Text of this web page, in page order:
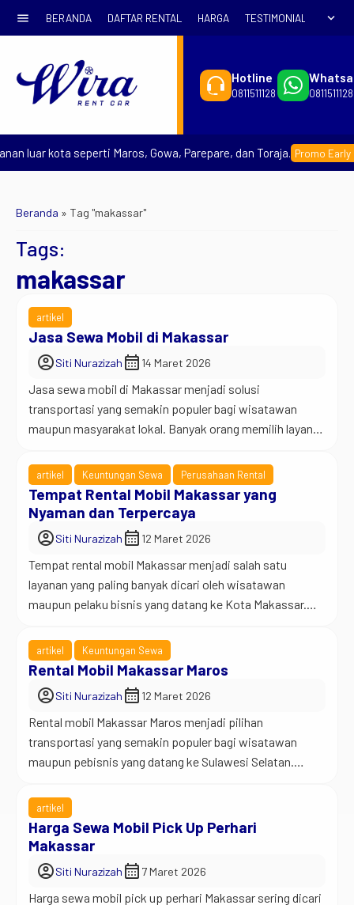
menu BERANDA DAFTAR RENTAL HARGA TESTIMONIAL expand_more
Hotline
0811511128 0811511128
luar kota seperti Maros, Gowa, Parepare, dan Toraja. Promo Early
Beranda » Tag "makassar"
Tags:
makassar
artikel
Jasa Sewa Mobil di Makassar
account_circleSiti Nurazizah calendar_month 14 Maret 2026
Jasa sewa mobil di Makassar menjadi solusi
transportasi yang semakin populer bagi wisatawan
maupun masyarakat lokal. Banyak orang memilih layanan
ketika beraktivitas di Kota Makassar. Makassar dikenal
sebagai salah satu kota terbesar di Indonesia Timur.
Kota ini menjadi pusat bisnis, perdagangan, pendidikan,
serta pariwisata di Sulawesi Selatan. Karena aktivitas
[…]
artikel Keuntungan Sewa Perusahaan Rental
Tempat Rental Mobil Makassar yang
Nyaman dan Terpercaya
account_circleSiti Nurazizah calendar_month 12 Maret 2026
Tempat rental mobil Makassar menjadi salah satu
layanan yang paling banyak dicari oleh wisatawan
maupun pelaku bisnis yang datang ke Kota Makassar.
memiliki aktivitas yang sangat padat sehingga
kebutuhan transportasi yang nyaman menjadi hal
berbagai keperluan. Sebagian datang untuk urusan
bisnis, […]
artikel Keuntungan Sewa
Rental Mobil Makassar Maros
account_circleSiti Nurazizah calendar_month 12 Maret 2026
Rental mobil Makassar Maros menjadi pilihan
transportasi yang semakin populer bagi wisatawan
maupun pebisnis yang datang ke Sulawesi Selatan.
antara Makassar dan Maros membutuhkan kendaraan
yang nyaman, fleksibel, dan mudah digunakan. Banyak
orang datang ke Makassar untuk berbagai keperluan. Ada
yang datang untuk urusan bisnis, ada juga yang […]
artikel
Harga Sewa Mobil Pick Up Perhari
Makassar
account_circleSiti Nurazizah calendar_month 7 Maret 2026
Harga sewa mobil pick up perhari Makassar sering dicari